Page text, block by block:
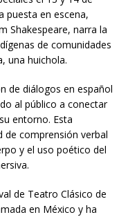
puesta en escena,
Shakespeare, narra la
de comunidades
una huichola.
de diálogos en español
al público a conectar
entorno. Esta
de comprensión verbal
y el uso poético del
de Teatro Clásico de
en México y ha